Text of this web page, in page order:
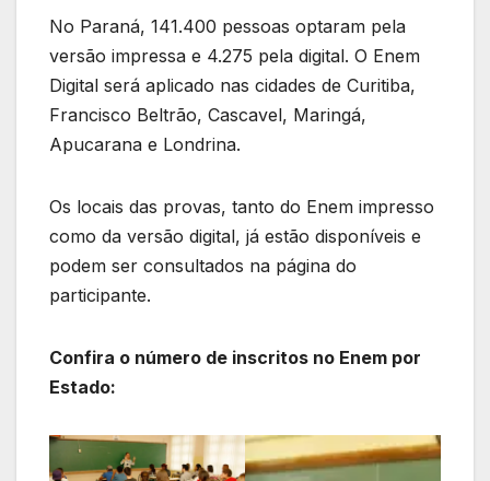
No Paraná, 141.400 pessoas optaram pela
versão impressa e 4.275 pela digital. O Enem
Digital será aplicado nas cidades de Curitiba,
Francisco Beltrão, Cascavel, Maringá,
Apucarana e Londrina.
Os locais das provas, tanto do Enem impresso
como da versão digital, já estão disponíveis e
podem ser consultados na página do
participante.
Confira o número de inscritos no Enem por
Estado: